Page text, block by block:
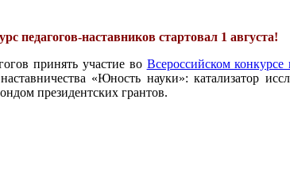
педагогов-наставников стартовал 1 августа!
принять участие во Всероссийском конкурсе
«Юность науки»: катализатор
президентских грантов.